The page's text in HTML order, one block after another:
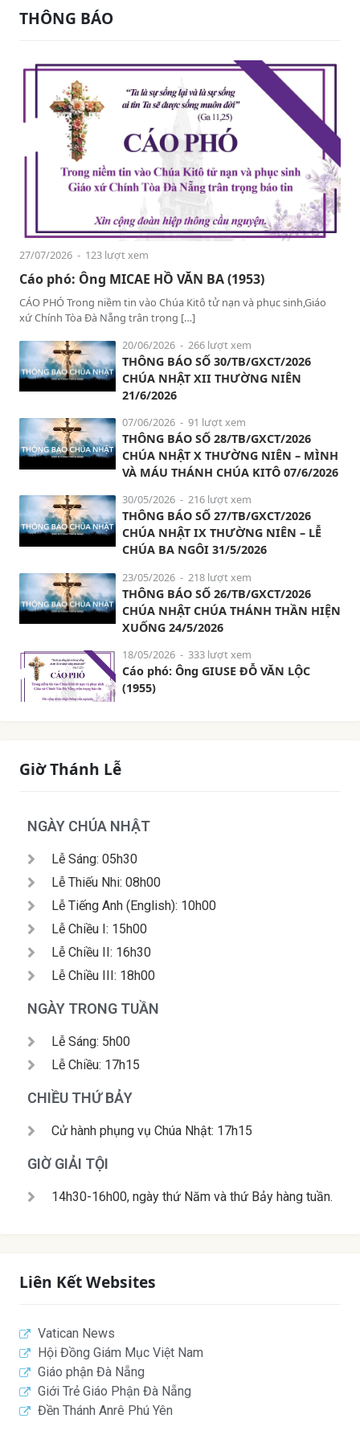
THÔNG BÁO
27/07/2026 - 123 lượt xem
Cáo phó: Ông MICAE HỒ VĂN BA (1953)
CÁO PHÓ Trong niềm tin vào Chúa Kitô tử nạn và phục sinh,Giáo
xứ Chính Tòa Đà Nẵng trân trọng […]
20/06/2026 - 266 lượt xem
THÔNG BÁO SỐ 30/TB/GXCT/2026
CHÚA NHẬT XII THƯỜNG NIÊN
21/6/2026
07/06/2026 - 91 lượt xem
THÔNG BÁO SỐ 28/TB/GXCT/2026
CHÚA NHẬT X THƯỜNG NIÊN – MÌNH
VÀ MÁU THÁNH CHÚA KITÔ 07/6/2026
30/05/2026 - 216 lượt xem
THÔNG BÁO SỐ 27/TB/GXCT/2026
CHÚA NHẬT IX THƯỜNG NIÊN – LỄ
CHÚA BA NGÔI 31/5/2026
23/05/2026 - 218 lượt xem
THÔNG BÁO SỐ 26/TB/GXCT/2026
CHÚA NHẬT CHÚA THÁNH THẦN HIỆN
XUỐNG 24/5/2026
18/05/2026 - 333 lượt xem
Cáo phó: Ông GIUSE ĐỖ VĂN LỘC
(1955)
Giờ Thánh Lễ
NGÀY CHÚA NHẬT
Lễ Sáng: 05h30
Lễ Thiếu Nhi: 08h00
Lễ Tiếng Anh (English): 10h00
Lễ Chiều I: 15h00
Lễ Chiều II: 16h30
Lễ Chiều III: 18h00
NGÀY TRONG TUẦN
Lễ Sáng: 5h00
Lễ Chiều: 17h15
CHIỀU THỨ BẢY
Cử hành phụng vụ Chúa Nhật: 17h15
GIỜ GIẢI TỘI
14h30-16h00, ngày thứ Năm và thứ Bảy hàng tuần.
Liên Kết Websites
Vatican News
Hội Đồng Giám Mục Việt Nam
Giáo phận Đà Nẵng
Giới Trẻ Giáo Phận Đà Nẵng
Đền Thánh Anrê Phú Yên